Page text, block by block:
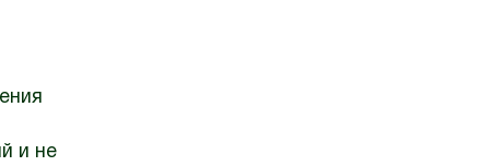
и не